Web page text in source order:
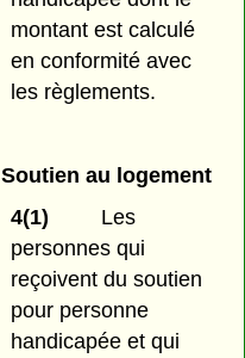
montant est calculé
en conformité avec
les règlements.
Soutien au logement
4(1)
Les
personnes qui
reçoivent du soutien
pour personne
handicapée et qui